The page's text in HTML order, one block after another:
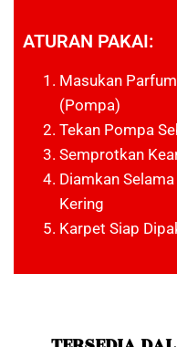
ATURAN PAKAI:
Masukan
(pompa)
Tekan Pompa
Semprotkan
Diamkan
Kering
Karpet Siap